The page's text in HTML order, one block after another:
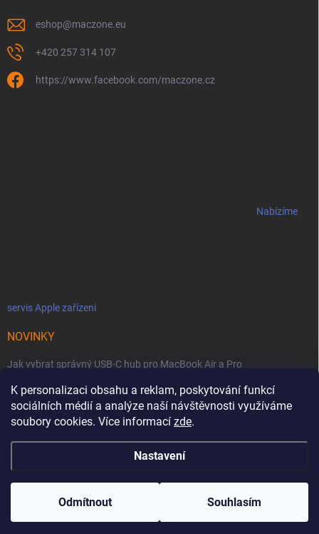
K personalizaci obsahu a reklam, poskytování funkcí
sociálních médií a analýze naší návštěvnosti využíváme
soubory cookies. Více informací zde.
Nastavení
Odmítnout Souhlasím
eshop@maczone.eu
+420 257 314 107
https://www.facebook.com/maczone.cz
Nabízíme
servis Apple zařízení
NOVINKY
Jak vybrat správný USB-C hub pro MacBook Air a Pro
Jaké podmínky jsou u licencí OWC SoftRAID ?
OWC Thunderbolt 5 Dual 10GbE: Síťová bestie se dvěma 10GbE porty
Vytvořil Shoptet
Copyright 2026MacZone. Všechna práva vyhrazena.Upravit nastavení